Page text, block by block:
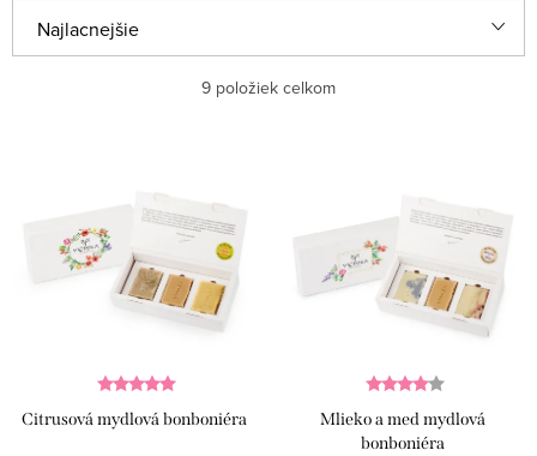
a
d
Najlacnejšie
9 položiek celkom
o
Citrusová mydlová bonboniéra
Mlieko a med mydlová
bonboniéra